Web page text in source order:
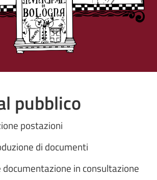
pubblico
postazioni
di documenti
documentazione in consultazione